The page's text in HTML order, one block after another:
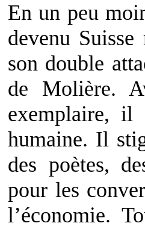
En un peu
devenu
son double
de Molière.
exemplaire, il
humaine. Il
des poètes,
pour les
l’économie.